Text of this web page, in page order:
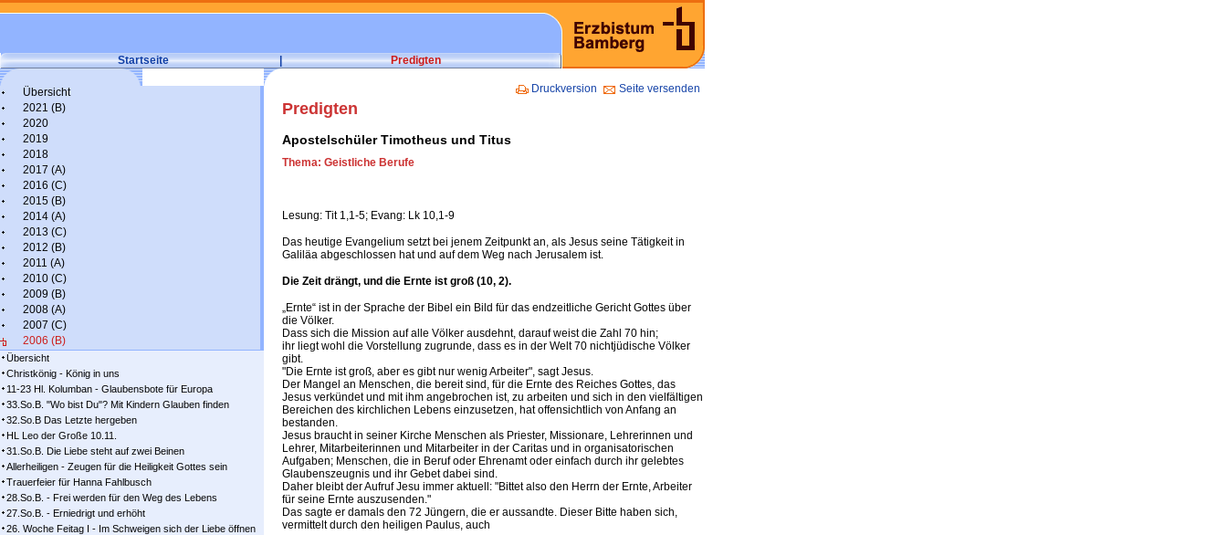
Startseite | Predigten
Übersicht
2021 (B)
2020
2019
2018
2017 (A)
2016 (C)
2015 (B)
2014 (A)
2013 (C)
2012 (B)
2011 (A)
2010 (C)
2009 (B)
2008 (A)
2007 (C)
2006 (B)
Übersicht
Christkönig - König in uns
11-23 Hl. Kolumban - Glaubensbote für Europa
33.So.B. "Wo bist Du"? Mit Kindern Glauben finden
32.So.B Das Letzte hergeben
HL Leo der Große 10.11.
31.So.B. Die Liebe steht auf zwei Beinen
Allerheiligen - Zeugen für die Heiligkeit Gottes sein
Trauerfeier für Hanna Fahlbusch
28.So.B. - Frei werden für den Weg des Lebens
27.So.B. - Erniedrigt und erhöht
26. Woche Feitag I - Im Schweigen sich der Liebe öffnen
Druckversion Seite versenden
Predigten
Apostelschüler Timotheus und Titus
Thema: Geistliche Berufe
Lesung: Tit 1,1-5; Evang: Lk 10,1-9
Das heutige Evangelium setzt bei jenem Zeitpunkt an, als Jesus seine Tätigkeit in
Galiläa abgeschlossen hat und auf dem Weg nach Jerusalem ist.
Die Zeit drängt, und die Ernte ist groß (10, 2).
„Ernte“ ist in der Sprache der Bibel ein Bild für das endzeitliche Gericht Gottes über
die Völker.
Dass sich die Mission auf alle Völker ausdehnt, darauf weist die Zahl 70 hin;
ihr liegt wohl die Vorstellung zugrunde, dass es in der Welt 70 nichtjüdische Völker
gibt.
"Die Ernte ist groß, aber es gibt nur wenig Arbeiter", sagt Jesus.
Der Mangel an Menschen, die bereit sind, für die Ernte des Reiches Gottes, das
Jesus verkündet und mit ihm angebrochen ist, zu arbeiten und sich in den vielfältigen
Bereichen des kirchlichen Lebens einzusetzen, hat offensichtlich von Anfang an
bestanden.
Jesus braucht in seiner Kirche Menschen als Priester, Missionare, Lehrerinnen und
Lehrer, Mitarbeiterinnen und Mitarbeiter in der Caritas und in organisatorischen
Aufgaben; Menschen, die in Beruf oder Ehrenamt oder einfach durch ihr gelebtes
Glaubenszeugnis und ihr Gebet dabei sind.
Daher bleibt der Aufruf Jesu immer aktuell: "Bittet also den Herrn der Ernte, Arbeiter
für seine Ernte auszusenden."
Das sagte er damals den 72 Jüngern, die er aussandte. Dieser Bitte haben sich,
vermittelt durch den heiligen Paulus, auch